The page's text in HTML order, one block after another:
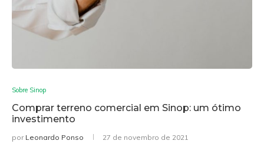
Sobre Sinop
Comprar terreno comercial em Sinop: um ótimo
investimento
por Leonardo Ponso 27 de novembro de 2021